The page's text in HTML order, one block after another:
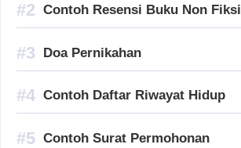
Contoh Resensi Buku Non Fiksi
Doa Pernikahan
Contoh Daftar Riwayat Hidup
Contoh Surat Permohonan